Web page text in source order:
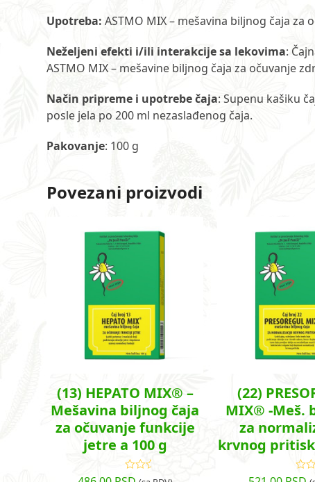
Upotreba:ASTMO MIX – mešavina biljnog čaja
Neželjeni efekti i/ili interakcije sa lekovima:
ASTMO MIX – mešavine biljnog čaja za očuvanje
Način pripreme i upotrebe čaja: Supenu kašiku
posle jela po 200 ml nezaslađenog čaja.
Pakovanje: 100 g
Povezani proizvodi
(13) HEPATO MIX® –
Mešavina biljnog čaja
za očuvanje funkcije
jetre a 100 g
Ocenjeno
(22)
MIX® -Meš.
za
krvnog